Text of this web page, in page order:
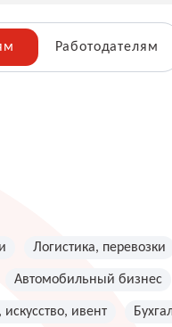
Работодателям
Логистика, перевозки
Автомобильный бизнес
ивент